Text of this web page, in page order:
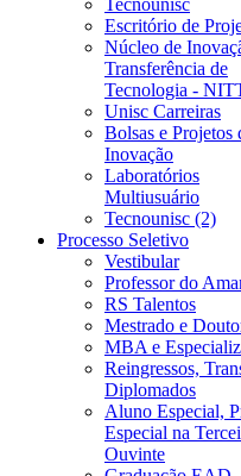
Tecnounisc
Escritório de
Núcleo de
Transferência de
Tecnologia -
Unisc Carreiras
Bolsas e Projetos
Inovação
Laboratórios
Multiusuário
Tecnounisc (2)
Processo Seletivo
Vestibular
Professor do
RS Talentos
Mestrado e
MBA e
Reingressos,
Diplomados
Aluno Especial,
Especial na
Ouvinte